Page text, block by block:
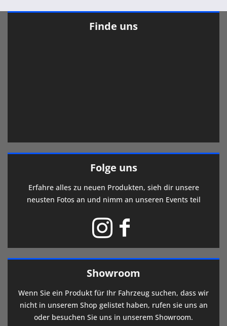
Finde uns
Folge uns
Erfahre alles zu neuen Produkten, sieh dir unsere
neusten Fotos an und nimm an unseren Events teil
Showroom
Wenn Sie ein Produkt für Ihr Fahrzeug suchen, dass wir
nicht in unserem Shop gelistet haben, rufen sie uns an
oder besuchen Sie uns in unserem Showroom.